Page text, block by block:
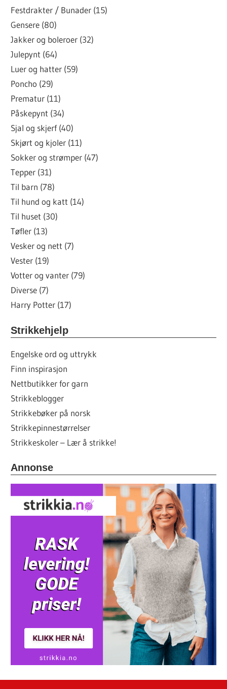
Festdrakter / Bunader (15)
Gensere (80)
Jakker og boleroer (32)
Julepynt (64)
Luer og hatter (59)
Poncho (29)
Prematur (11)
Påskepynt (34)
Sjal og skjerf (40)
Skjørt og kjoler (11)
Sokker og strømper (47)
Tepper (31)
Til barn (78)
Til hund og katt (14)
Til huset (30)
Tøfler (13)
Vesker og nett (7)
Vester (19)
Votter og vanter (79)
Diverse (7)
Harry Potter (17)
Strikkehjelp
Engelske ord og uttrykk
Finn inspirasjon
Nettbutikker for garn
Strikkeblogger
Strikkebøker på norsk
Strikkepinnestørrelser
Strikkeskoler – Lær å strikke!
Annonse